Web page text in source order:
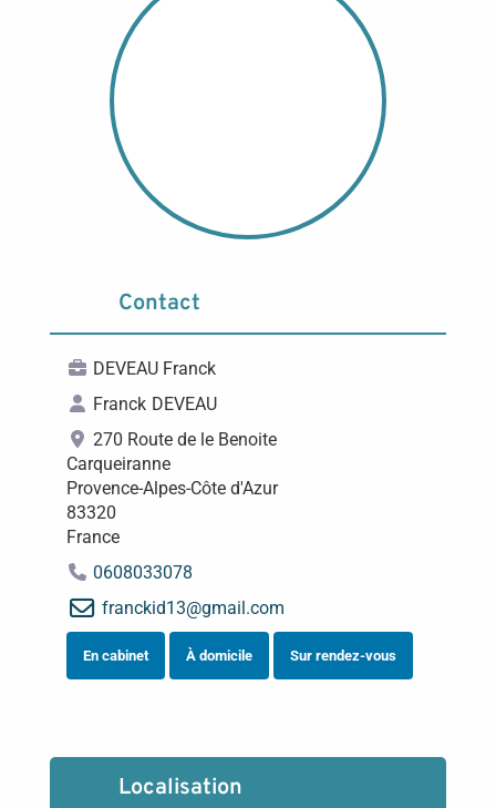
Contact
DEVEAU Franck
Franck DEVEAU
270 Route de le Benoite
Carqueiranne
Provence-Alpes-Côte d'Azur
83320
France
0608033078
franckid13@gmail.com
En cabinet À domicile Sur rendez-vous
Localisation